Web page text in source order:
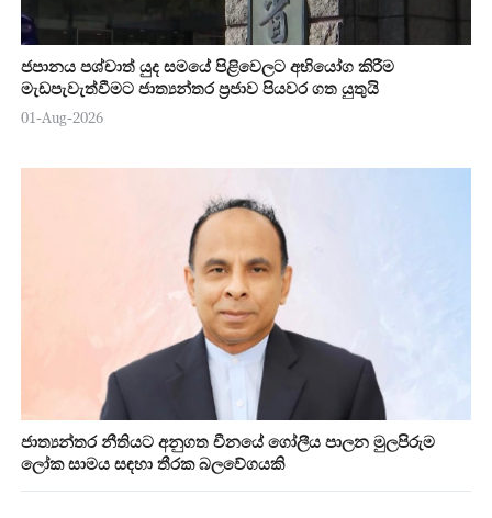
ජපානය පශ්චාත් යුද සමයේ පිළිවෙලට අභියෝග කිරීම
මැඩපැවැත්වීමට ජාත්‍යන්තර ප්‍රජාව පියවර ගත යුතුයි
01-Aug-2026
ජාත්‍යන්තර නීතියට අනුගත චීනයේ ගෝලීය පාලන මුලපිරුම
ලෝක සාමය සඳහා තීරක බලවේගයකි